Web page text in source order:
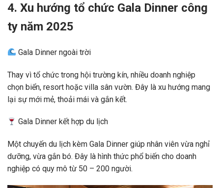
4. Xu hướng tổ chức Gala Dinner công
ty năm 2025
Gala Dinner ngoài trời
Thay vì tổ chức trong hội trường kín, nhiều doanh nghiệp
chọn biển, resort hoặc villa sân vườn. Đây là xu hướng mang
lại sự mới mẻ, thoải mái và gắn kết.
Gala Dinner kết hợp du lịch
Một chuyến du lịch kèm Gala Dinner giúp nhân viên vừa nghỉ
dưỡng, vừa gắn bó. Đây là hình thức phổ biến cho doanh
nghiệp có quy mô từ 50 – 200 người.